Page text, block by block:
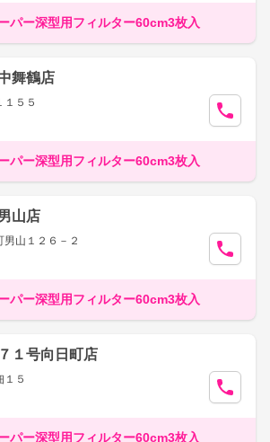
パー深型用フィルター60cm3枚入
舞鶴店
１５５
パー深型用フィルター60cm3枚入
山店
山１２６－２
パー深型用フィルター60cm3枚入
１号向日町店
１５
パー深型用フィルター60cm3枚入